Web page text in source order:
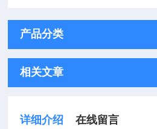
产品分类
相关文章
详细介绍 在线留言